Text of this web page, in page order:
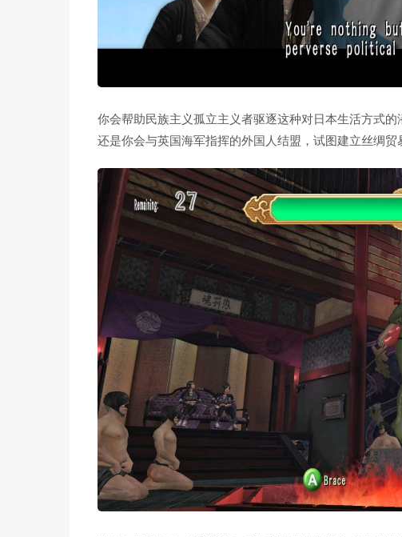
你会帮助民族主义孤立主义者驱逐这种对日本生活方式的
还是你会与英国海军指挥的外国人结盟，试图建立丝绸贸